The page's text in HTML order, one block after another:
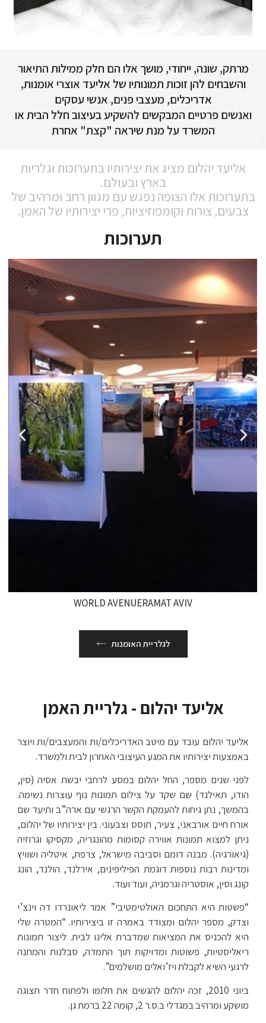
מרתק, שונה, ייחודי, מושך אלו הם חלק ממילות התיאור
והשבחים להן זוכות תמונותיו של אליעד אוצרי אומנות,
אדריכלים, מעצבי פנים, אנשי עסקים
ואנשים פרטיים המבקשים להשקיע בעיצוב חלל הבית או
המשרד על מנת שיראה "קצת" אחרת
אליעד יהלום מציג את יצירותיו בתערוכות וגלריות
בארץ ובעולם.
בתערוכות אלו הצופה נפגש עם מגוון רחב ומרהיב של
צבעים, צורות וקומפוזיציות, פרי יצירותיו של האמן.
תערוכות
WORLD AVENUERAMAT AVIV
לגלריית האומנות
אליעד יהלום - גלריית האמן
אליעד יהלום עובד עם מיטב האדריכלים/ות והמעצבים/ות ויוצר
באמצעות יצירותיו את המגע העיצובי האחרון לבית ולמשרד.
לפני שנים מספר, החל יהלום במסע לרחבי יבשת אסיה (סין,
הודו, תאילנד) שם שקד על צילום תמונות נוף עוצרות נשימה.
בהמשך, נתן גיחות להעמקת הקשר הרגשי עם ארה”ב ותיעד שם
אורח חיים אורבאני, צעיר, תוסס וצבעוני. בין יצירותיו של יהלום,
ניתן למצוא תמונות אווירה קסומות מהונגריה, מקסיקו וגרוזיה
(גיאורגיה). מבנה דומם וסביבה מישראל, צרפת, איטליה ושוויץ
ומדינות רבות נוספות דוגמת הפיליפינים, אירלנד, הולנד, הונג
קונג וסין, אוסטריה וגרמניה, ועוד ועוד.
“פשטות היא התחכום האולטימטיבי” אמר ליאונרדו דה וינצ’י
וצדק, מספר יהלום ומצודד באמרה זו ביצירותיו. “המטרה שלי
היא להכניס את המציאות שמדברת אלינו לבית. ליצור תמונות
ריאליסטיות, פשוטות ומדויקות תוך התמדה, סבלנות והמתנה
לרגעי השיא לקבלת ויז’ואלים מושלמים”.
ביוני 2010, זכה יהלום להגשים את חלומו ולפתוח חדר תצוגה
מושקע ומרהיב במגדלי ב.ס.ר 2, קומה 22 ברמת גן.